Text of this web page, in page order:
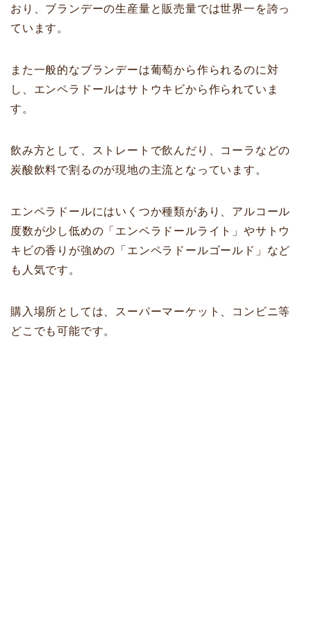
おり、ブランデーの生産量と販売量では世界一を誇っ
ています。
また一般的なブランデーは葡萄から作られるのに対
し、エンペラドールはサトウキビから作られていま
す。
飲み方として、ストレートで飲んだり、コーラなどの
炭酸飲料で割るのが現地の主流となっています。
エンペラドールにはいくつか種類があり、アルコール
度数が少し低めの「エンペラドールライト」やサトウ
キビの香りが強めの「エンペラドールゴールド」など
も人気です。
購入場所としては、スーパーマーケット、コンビニ等
どこでも可能です。